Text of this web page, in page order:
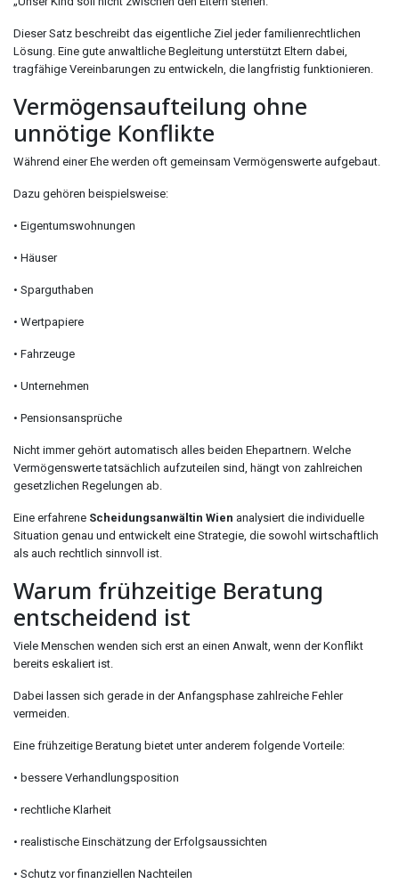
Dieser Satz beschreibt das eigentliche Ziel jeder familienrechtlichen
Lösung. Eine gute anwaltliche Begleitung unterstützt Eltern dabei,
tragfähige Vereinbarungen zu entwickeln, die langfristig funktionieren.
Vermögensaufteilung ohne
unnötige Konflikte
Während einer Ehe werden oft gemeinsam Vermögenswerte aufgebaut.
Dazu gehören beispielsweise:
• Eigentumswohnungen
• Häuser
• Sparguthaben
• Wertpapiere
• Fahrzeuge
• Unternehmen
• Pensionsansprüche
Nicht immer gehört automatisch alles beiden Ehepartnern. Welche
Vermögenswerte tatsächlich aufzuteilen sind, hängt von zahlreichen
gesetzlichen Regelungen ab.
Eine erfahrene Scheidungsanwältin Wien analysiert die individuelle
Situation genau und entwickelt eine Strategie, die sowohl wirtschaftlich
als auch rechtlich sinnvoll ist.
Warum frühzeitige Beratung
entscheidend ist
Viele Menschen wenden sich erst an einen Anwalt, wenn der Konflikt
bereits eskaliert ist.
Dabei lassen sich gerade in der Anfangsphase zahlreiche Fehler
vermeiden.
Eine frühzeitige Beratung bietet unter anderem folgende Vorteile:
• bessere Verhandlungsposition
• rechtliche Klarheit
• realistische Einschätzung der Erfolgsaussichten
• Schutz vor finanziellen Nachteilen